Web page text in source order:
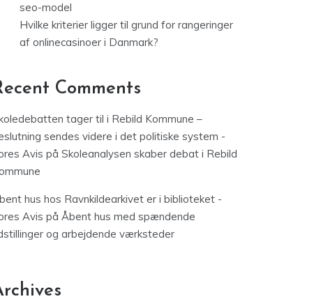
seo-model
Hvilke kriterier ligger til grund for rangeringer
af onlinecasinoer i Danmark?
Comments
tager til i Rebild Kommune –
sendes videre i det politiske system -
Avis på Skoleanalysen skaber debat i Rebild
hus hos Ravnkildearkivet er i biblioteket -
Avis på Åbent hus med spændende
og arbejdende værksteder